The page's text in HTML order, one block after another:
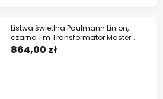
Listwa świetlna Paulmann Linion,
czarna 1 m Transformator Master
ZigBee
864,00 zł